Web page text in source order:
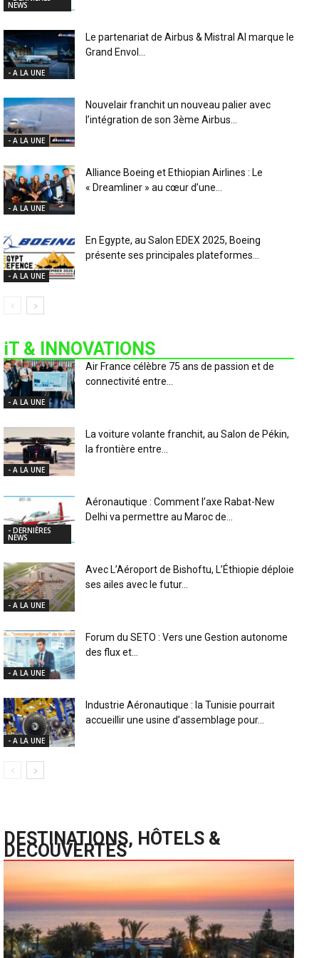
NEWS
- A LA UNE
Le partenariat de Airbus & Mistral AI marque le
Grand Envol...
- A LA UNE
Nouvelair franchit un nouveau palier avec
l’intégration de son 3ème Airbus...
- A LA UNE
Alliance Boeing et Ethiopian Airlines : Le
« Dreamliner » au cœur d’une...
- A LA UNE
En Egypte, au Salon EDEX 2025, Boeing
présente ses principales plateformes...
iT & INNOVATIONS
- A LA UNE
Air France célèbre 75 ans de passion et de
connectivité entre...
- A LA UNE
La voiture volante franchit, au Salon de Pékin,
la frontière entre...
- DERNIÈRES
NEWS
Aéronautique : Comment l’axe Rabat-New
Delhi va permettre au Maroc de...
- A LA UNE
Avec L’Aéroport de Bishoftu, L’Éthiopie déploie
ses ailes avec le futur...
- A LA UNE
Forum du SETO : Vers une Gestion autonome
des flux et...
- A LA UNE
Industrie Aéronautique : la Tunisie pourrait
accueillir une usine d’assemblage pour...
DESTINATIONS, HÔTELS &
DECOUVERTES